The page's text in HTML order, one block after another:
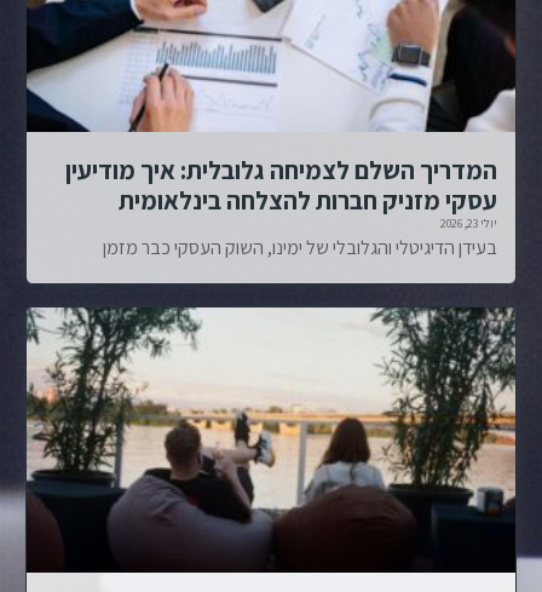
המדריך השלם לצמיחה גלובלית: איך מודיעין
עסקי מזניק חברות להצלחה בינלאומית
יולי 23, 2026
בעידן הדיגיטלי והגלובלי של ימינו, השוק העסקי כבר מזמן